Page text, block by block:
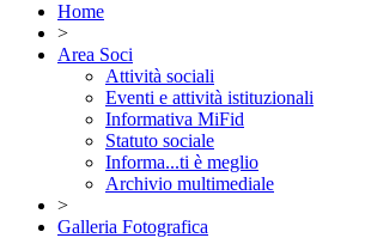
Home
>
Area Soci
Attività sociali
Eventi e attività istituzionali
Informativa MiFid
Statuto sociale
Informa...ti è meglio
Archivio multimediale
>
Galleria Fotografica